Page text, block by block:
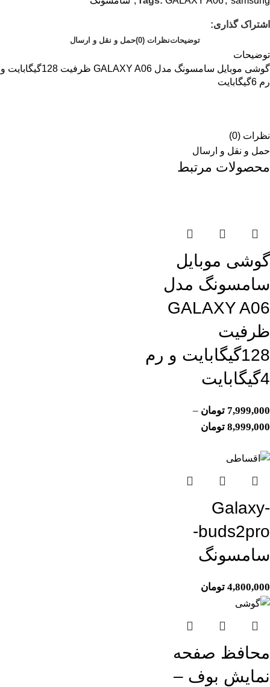
اشتراک گذاری:
توضیحاتنظرات (0) حمل و نقل و ارسال
توضیحات
گوشی موبایل سامسونگ مدل GALAXY A06 ظرفیت 128گیگابایت و
رم 6گیگابایت
نظرات (0)
حمل و نقل و ارسال
محصولات مرتبط
گوشی موبایل
سامسونگ مدل
GALAXY A06
ظرفیت
128گیگابایت و رم
4گیگابایت
7,999,000 تومان –
8,999,000 تومان
Galaxy-
buds2pro-
سامسونگ
4,800,000 تومان
محافظ صفحه
نمایش بوف –